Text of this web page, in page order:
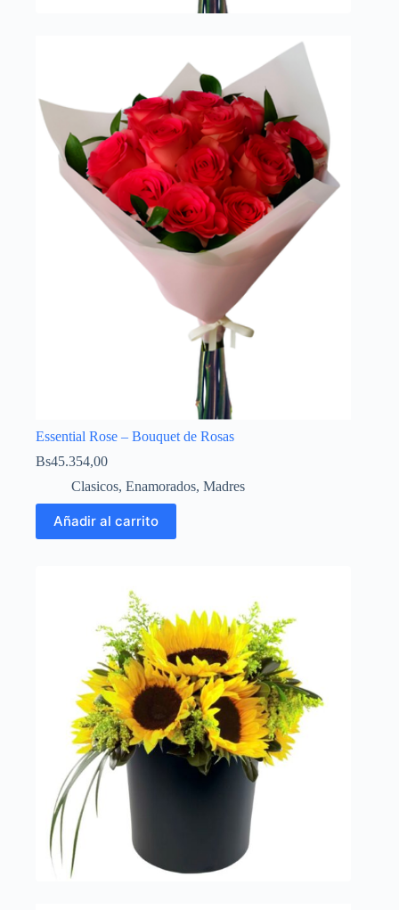
Essential Rose – Bouquet de Rosas
Bs45.354,00
Clasicos, Enamorados, Madres
Añadir al carrito